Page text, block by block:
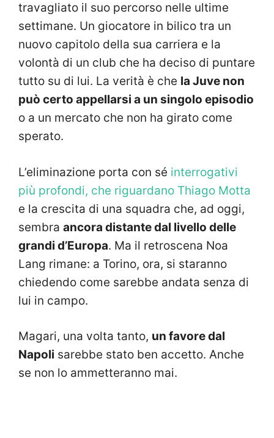
travagliato il suo percorso nelle ultime
settimane. Un giocatore in bilico tra un
nuovo capitolo della sua carriera e la
volontà di un club che ha deciso di puntare
tutto su di lui. La verità è che la Juve non
può certo appellarsi a un singolo episodio
o a un mercato che non ha girato come
sperato.
L’eliminazione porta con sé interrogativi
più profondi, che riguardano Thiago Motta
e la crescita di una squadra che, ad oggi,
sembra ancora distante dal livello delle
grandi d’Europa. Ma il retroscena Noa
Lang rimane: a Torino, ora, si staranno
chiedendo come sarebbe andata senza di
lui in campo.
Magari, una volta tanto, un favore dal
Napoli sarebbe stato ben accetto. Anche
se non lo ammetteranno mai.